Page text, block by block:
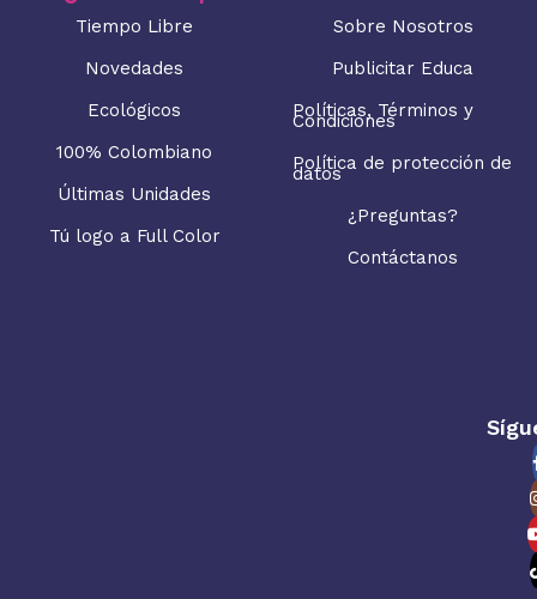
Tiempo Libre
Novedades
Ecológicos
100% Colombiano
Últimas Unidades
Tú logo a Full Color
Sobre Nosotros
Publicitar Educa
Políticas, Términos y
Condiciones
Política de protección de
datos
¿Preguntas?
Contáctanos